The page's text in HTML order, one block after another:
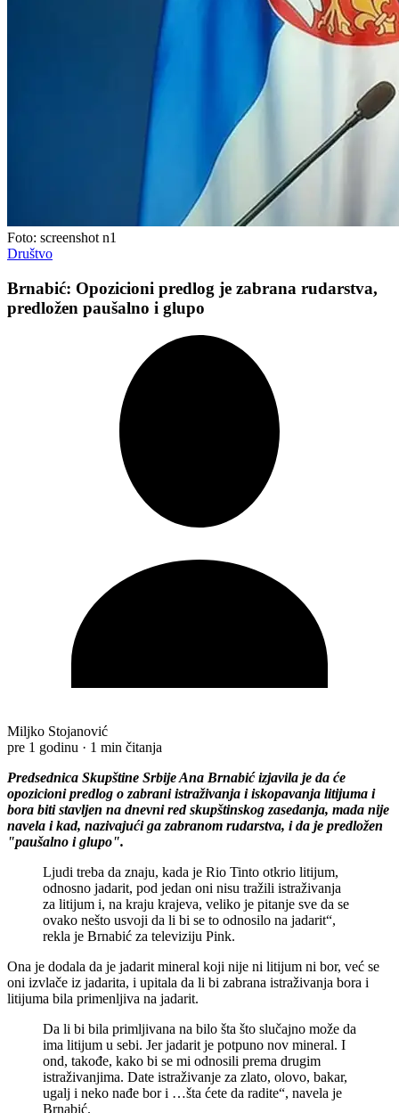
Foto: screenshot n1
Društvo
Brnabić: Opozicioni predlog je zabrana rudarstva,
predložen paušalno i glupo
Miljko Stojanović
pre 1 godinu · 1 min čitanja
Predsednica Skupštine Srbije Ana Brnabić izjavila je da će
opozicioni predlog o zabrani istraživanja i iskopavanja litijuma i
bora biti stavljen na dnevni red skupštinskog zasedanja, mada nije
navela i kad, nazivajući ga zabranom rudarstva, i da je predložen
"paušalno i glupo".
Ljudi treba da znaju, kada je Rio Tinto otkrio litijum,
odnosno jadarit, pod jedan oni nisu tražili istraživanja
za litijum i, na kraju krajeva, veliko je pitanje sve da se
ovako nešto usvoji da li bi se to odnosilo na jadarit“,
rekla je Brnabić za televiziju Pink.
Ona je dodala da je jadarit mineral koji nije ni litijum ni bor, već se
oni izvlače iz jadarita, i upitala da li bi zabrana istraživanja bora i
litijuma bila primenljiva na jadarit.
Da li bi bila primljivana na bilo šta što slučajno može da
ima litijum u sebi. Jer jadarit je potpuno nov mineral. I
ond, takođe, kako bi se mi odnosili prema drugim
istraživanjima. Date istraživanje za zlato, olovo, bakar,
ugalj i neko nađe bor i …šta ćete da radite“, navela je
Brnabić.